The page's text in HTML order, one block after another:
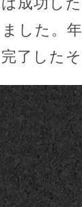
した。
了したそ